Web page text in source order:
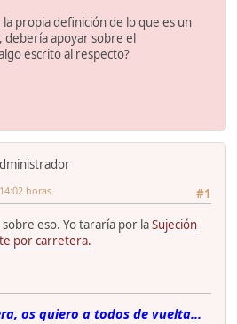
propia definición de lo que es un
debería apoyar sobre el
escrito al respecto?
#1
horas.
eso. Yo tararía por laSujeción
por carretera.
os quiero a todos de vuelta...